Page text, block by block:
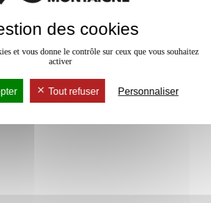
Accessible
des cookies
et vous donne le contrôle sur ceux que vous souhaitez
activer
Tout refuser Personnaliser